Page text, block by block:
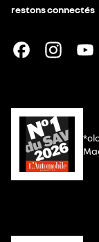
restons connectés